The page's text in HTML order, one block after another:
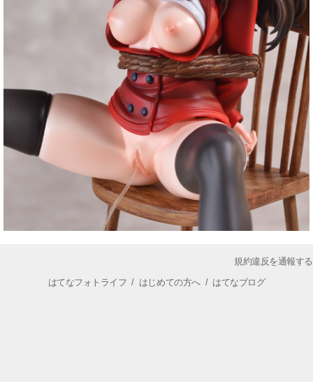
規約違反を通報する
はてなフォトライフ / はじめての方へ/ はてなブログ